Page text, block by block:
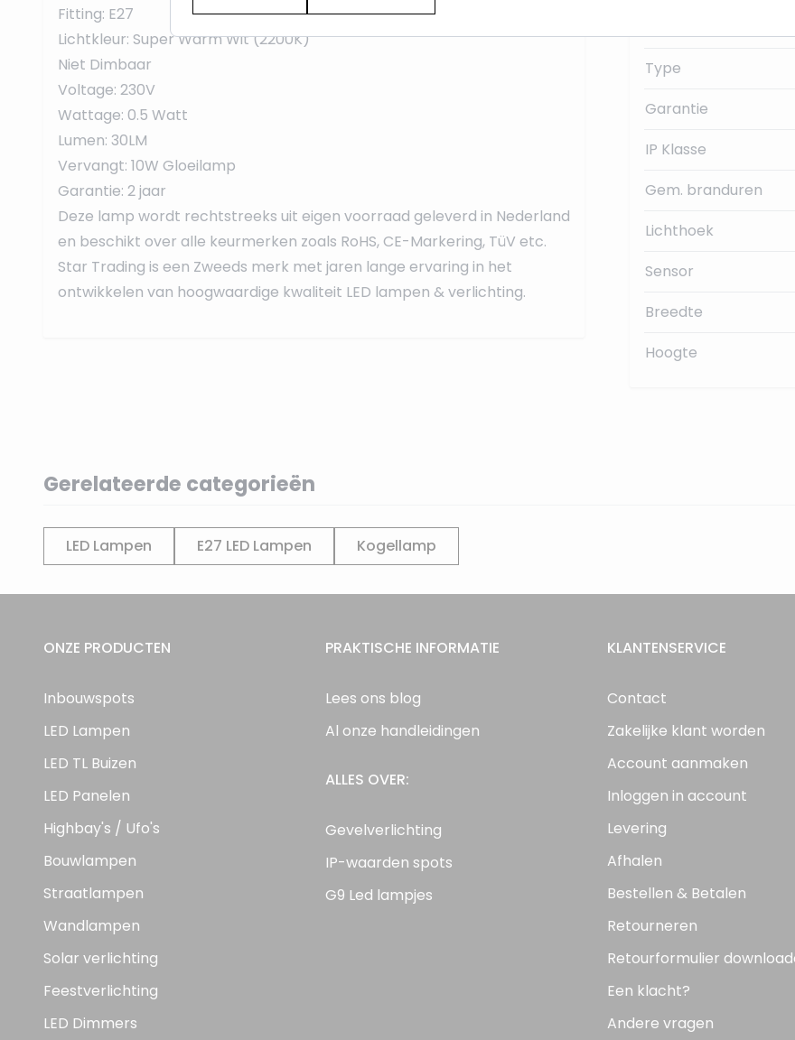
Fitting: E27
Lichtkleur: Super Warm Wit (2200K)
Niet Dimbaar
Voltage: 230V
Wattage: 0.5 Watt
Lumen: 30LM
Vervangt: 10W Gloeilamp
Garantie: 2 jaar
Deze lamp wordt rechtstreeks uit eigen voorraad geleverd in Nederland
en beschikt over alle keurmerken zoals RoHS, CE-Markering, TüV etc.
Star Trading is een Zweeds merk met jaren lange ervaring in het
ontwikkelen van hoogwaardige kwaliteit LED lampen & verlichting.
Type
Garantie
IP Klasse
Gem. branduren
Lichthoek
Sensor
Breedte
Hoogte
Gerelateerde categorieën
LED Lampen E27 LED Lampen Kogellamp
ONZE PRODUCTEN
Inbouwspots
LED Lampen
LED TL Buizen
LED Panelen
Highbay's / Ufo's
Bouwlampen
Straatlampen
Wandlampen
Solar verlichting
Feestverlichting
LED Dimmers
PRAKTISCHE INFORMATIE
Lees ons blog
Al onze handleidingen
ALLES OVER:
Gevelverlichting
IP-waarden spots
G9 Led lampjes
KLANTENSERVICE
Contact
Zakelijke klant worden
Account aanmaken
Inloggen in account
Levering
Afhalen
Bestellen & Betalen
Retourneren
Retourformulier
Een klacht?
Andere vragen